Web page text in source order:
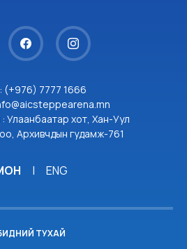
(+976) 7777 1666
Улаанбаатар хот, Хан-Уул
Архивчдын гудамж-761
| ENG
ТУХАЙ